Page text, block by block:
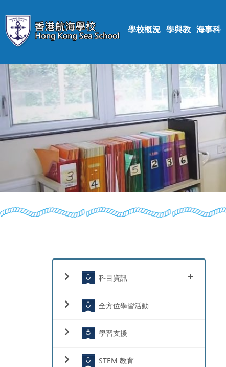
學校概況 學與教 海事科
科目資訊 +
全方位學習活動
學習支援
STEM 教育